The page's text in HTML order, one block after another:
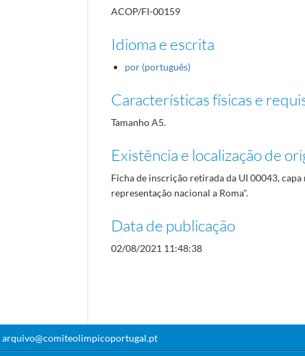
ACOP/FI-00159
Idioma e escrita
por (português)
Características físicas e
Tamanho A5.
Existência e localização de
Ficha de inscrição retirada da UI 00043,
representação nacional a Roma".
Data de publicação
02/08/2021 11:48:38
arquivo@comiteolimpicoportugal.pt